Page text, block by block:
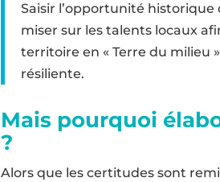
Saisir l’opportunité
miser sur les talents locaux
territoire en « Terre du milieu
résiliente.
Mais pourquoi
?
Alors que les certitudes sont